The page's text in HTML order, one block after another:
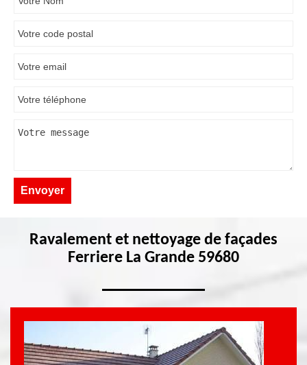
Ravalement et nettoyage de façades
Ferriere La Grande 59680